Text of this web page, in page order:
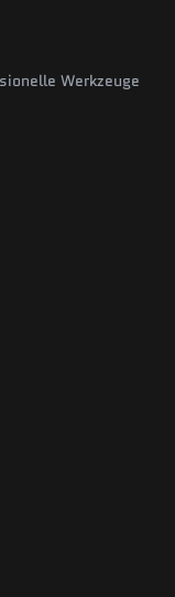
Werkzeuge